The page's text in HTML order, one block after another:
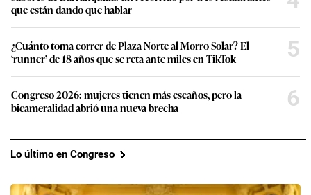
que están dando que hablar
¿Cuánto toma correr de Plaza Norte al Morro Solar? El
‘runner’ de 18 años que se reta ante miles en TikTok
5
Congreso 2026: mujeres tienen más escaños, pero la
bicameralidad abrió una nueva brecha
6
Lo último en Congreso